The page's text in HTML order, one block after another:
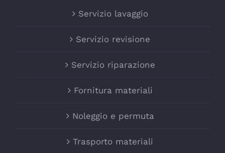
Servizio lavaggio
Servizio revisione
Servizio riparazione
Fornitura materiali
Noleggio e permuta
Trasporto materiali